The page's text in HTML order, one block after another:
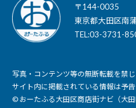
〒144-0035
東京都大田区南
TEL:03-3731-
写真・コンテンツ等の無断転載を禁じ
サイト内に掲載されている情報は予
© おーたふる大田区商店街ナビ（大田